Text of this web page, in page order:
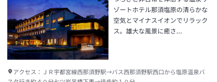
ゾートホテル那須塩原の清らかな
空気とマイナスイオンでリラック
ス。雄大な風景に癒さ…
アクセス： ＪＲ宇都宮線西那須野駅→バス西那須野駅西口から塩原温泉バ